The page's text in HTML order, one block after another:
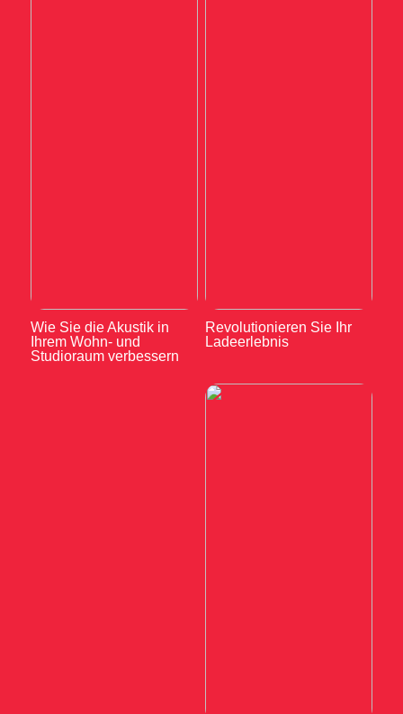
Wie Sie die Akustik in
Ihrem Wohn- und
Studioraum verbessern
Revolutionieren Sie Ihr
Ladeerlebnis